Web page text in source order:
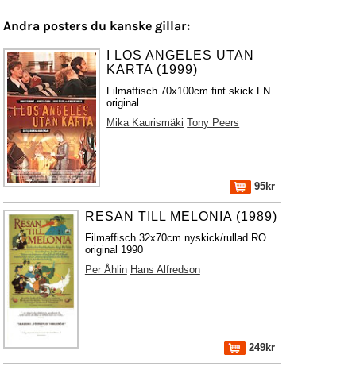
Andra posters du kanske gillar:
I LOS ANGELES UTAN
KARTA (1999)
Filmaffisch 70x100cm fint skick FN
original
Mika Kaurismäki Tony Peers
95kr
RESAN TILL MELONIA (1989)
Filmaffisch 32x70cm nyskick/rullad RO
original 1990
Per Åhlin Hans Alfredson
249kr